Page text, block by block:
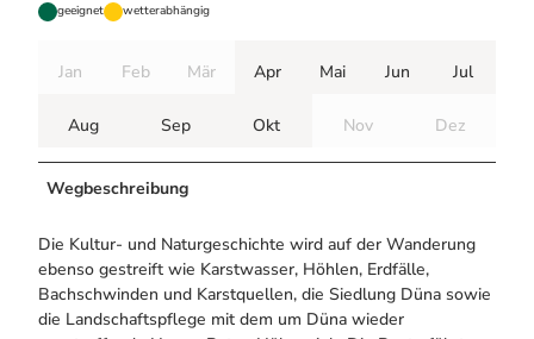
geeignet wetterabhängig
Jan Feb Mär Apr Mai Jun Jul
Aug Sep Okt Nov Dez
Wegbeschreibung
Die Kultur- und Naturgeschichte wird auf der Wanderung
ebenso gestreift wie Karstwasser, Höhlen, Erdfälle,
Bachschwinden und Karstquellen, die Siedlung Düna sowie
die Landschaftspflege mit dem um Düna wieder